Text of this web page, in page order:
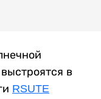
в
RSUTE